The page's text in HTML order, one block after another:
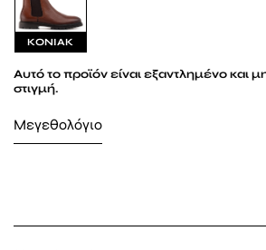
ΚΟΝΙΑΚ
Αυτό το προϊόν είναι εξαντλημένο και
στιγμή.
Μεγεθολόγιο